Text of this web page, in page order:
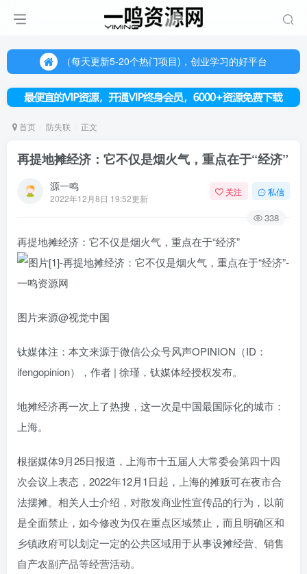
（每天更新5-20个热门项目)，创业学习的好平台
（每天更新5-20个热门项目)，创业学习的好平台
欢迎访问一鸣资源网，本站汇集数千网创课程和项目
首页 防失联 正文
再提地摊经济：它不仅是烟火气，重点在于“经济”
源一鸣
2022年12月8日 19:52更新
关注 私信
338
再提地摊经济：它不仅是烟火气，重点在于“经济”
图片来源@视觉中国
钛媒体注：本文来源于微信公众号风声OPINION（ID：
ifengopinion），作者 | 徐瑾，钛媒体经授权发布。
地摊经济再一次上了热搜，这一次是中国最国际化的城市：
上海。
根据媒体9月25日报道，上海市十五届人大常委会第四十四
次会议上表态，2022年12月1日起，上海的摊贩可在夜市合
法摆摊。相关人士介绍，对散发商业性宣传品的行为，以前
是全面禁止，如今修改为仅在重点区域禁止，而且明确区和
乡镇政府可以划定一定的公共区域用于从事设摊经营、销售
自产农副产品等经营活动。